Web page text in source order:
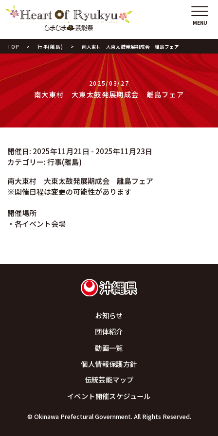
TOP 行事(離島) 南大東村 大東太鼓発展期成会 離島フェア
2025/03/27
南大東村 大東太鼓発展期成会 離島フェア
開催日: 2025年11月21日 - 2025年11月23日
カテゴリー:行事(離島)
南大東村 大東太鼓発展期成会 離島フェア
※開催日程は変更の可能性があります
開催場所
・各イベント会場
お知らせ
団体紹介
動画一覧
個人情報保護方針
伝統芸能マップ
イベント開催スケジュール
© Okinawa Prefectural Government. All Rights Reserved.